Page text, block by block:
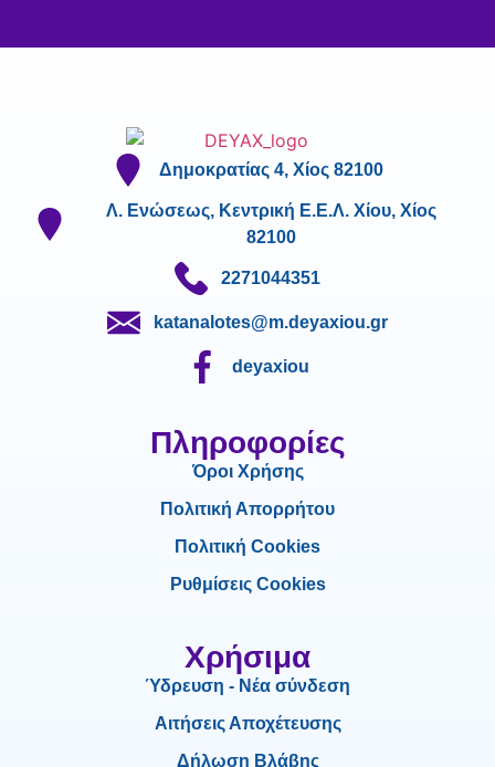
Δημοκρατίας 4, Χίος 82100
Λ. Ενώσεως, Κεντρική Ε.Ε.Λ. Χίου, Χίος
82100
2271044351
katanalotes@m.deyaxiou.gr
deyaxiou
Πληροφορίες
Όροι Χρήσης
Πολιτική Απορρήτου
Πολιτική Cookies
Ρυθμίσεις Cookies
Χρήσιμα
Ύδρευση - Νέα σύνδεση
Αιτήσεις Αποχέτευσης
Δήλωση Βλάβης